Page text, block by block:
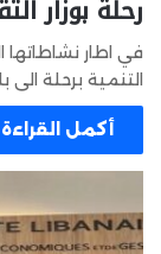
رحلة بوزار
في اطار نشاطاتها
التنمية برحلة
أكمل